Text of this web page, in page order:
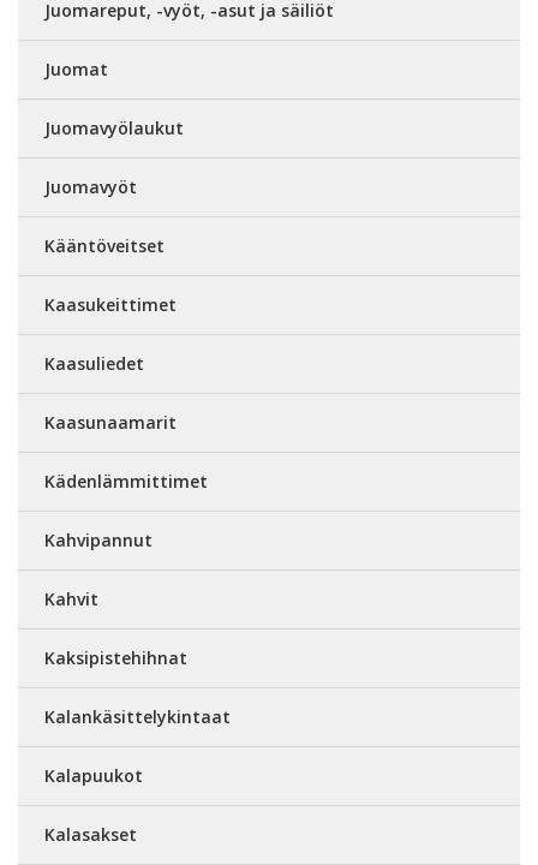
Juomareput, -vyöt, -asut ja säiliöt
Juomat
Juomavyölaukut
Juomavyöt
Kääntöveitset
Kaasukeittimet
Kaasuliedet
Kaasunaamarit
Kädenlämmittimet
Kahvipannut
Kahvit
Kaksipistehihnat
Kalankäsittelykintaat
Kalapuukot
Kalasakset